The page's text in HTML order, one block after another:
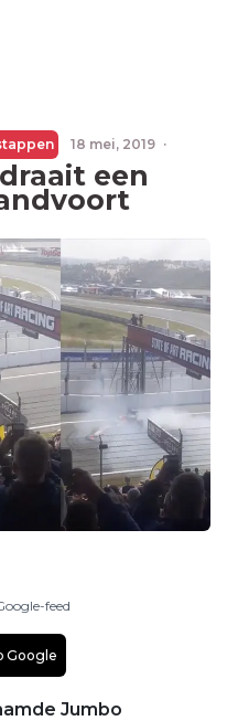
18 mei, 2019 ·
een
feed
Google
Jumbo